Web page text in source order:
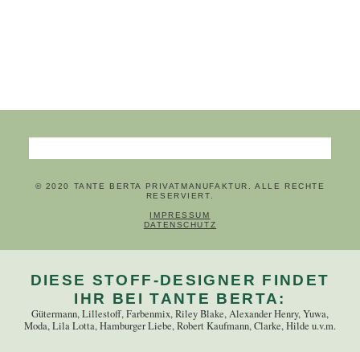
Suchbegriffe
© 2020 TANTE BERTA PRIVATMANUFAKTUR. ALLE RECHTE
RESERVIERT.
NAVIGATION ÜBERSPRINGEN
IMPRESSUM
DATENSCHUTZ
DIESE STOFF-DESIGNER FINDET
IHR BEI TANTE BERTA:
Gütermann, Lillestoff, Farbenmix, Riley Blake, Alexander Henry, Yuwa,
Moda, Lila Lotta, Hamburger Liebe, Robert Kaufmann, Clarke, Hilde u.v.m.